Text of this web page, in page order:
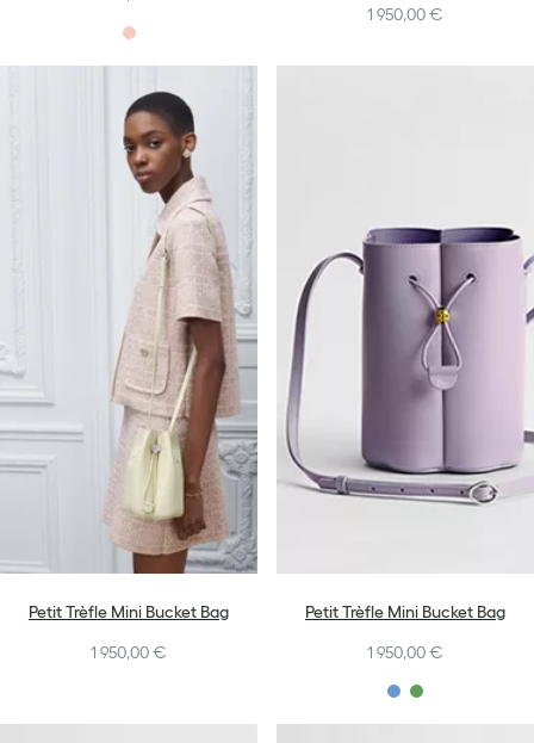
1 950,00 €
Petit Trèfle Mini Bucket Bag
1 950,00 €
Petit Trèfle Mini Bucket Bag
1 950,00 €